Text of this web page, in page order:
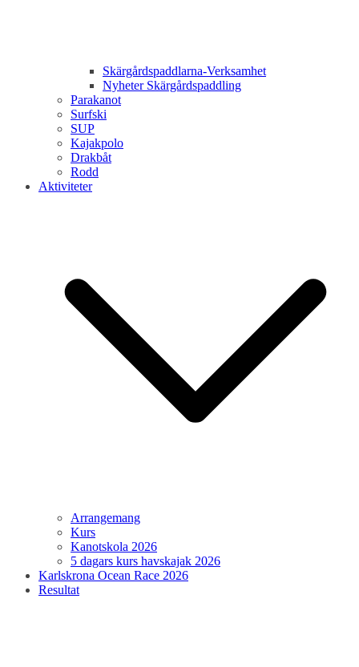
Skärgårdspaddlarna-Verksamhet
Nyheter Skärgårdspaddling
Parakanot
Surfski
SUP
Kajakpolo
Drakbåt
Rodd
Aktiviteter
Arrangemang
Kurs
Kanotskola 2026
5 dagars kurs havskajak 2026
Karlskrona Ocean Race 2026
Resultat